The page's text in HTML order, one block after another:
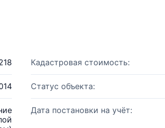
Кадастровая стоимость:
Статус объекта:
Дата постановки на учёт: